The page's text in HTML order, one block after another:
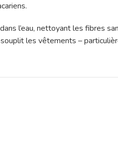
l’eau, nettoyant les fibres
les vêtements –